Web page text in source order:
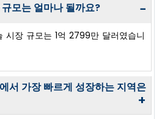
모는 얼마나 될까요? −
시장 규모는 1억 2799만 달러였습니
서 가장 빠르게 성장하는 지역은
+